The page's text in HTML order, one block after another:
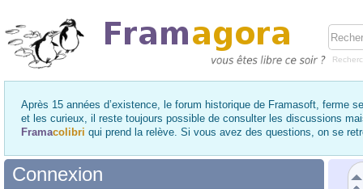
Après 15 années d’existence, le forum historique de Framasoft, ferme
et les curieux, il reste toujours possible de consulter les discussions
Framacolibri qui prend la relève. Si vous avez des questions, on se
Connexion